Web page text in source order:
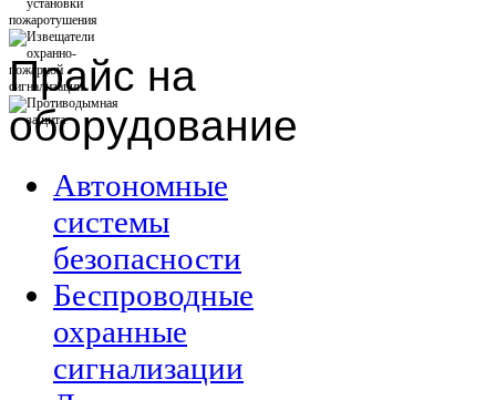
Прайс на
оборудование
Автономные
системы
безопасности
Беспроводные
охранные
сигнализации